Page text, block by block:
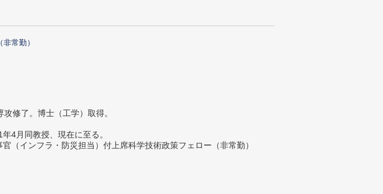
常勤）
修了。博士（工学）取得。
4月同教授、現在に至る。
（インフラ・防災担当）付上席科学技術政策フェロー（非常勤）